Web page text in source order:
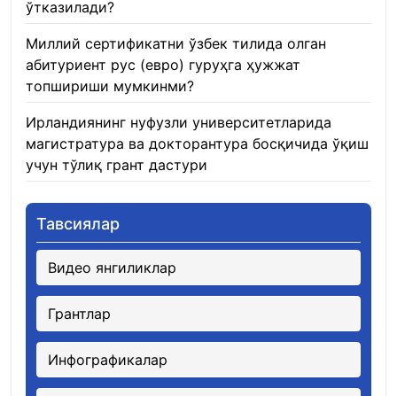
ўтказилади?
Миллий сертификатни ўзбек тилида олган
абитуриент рус (евро) гуруҳга ҳужжат
топшириши мумкинми?
Ирландиянинг нуфузли университетларида
магистратура ва докторантура босқичида ўқиш
учун тўлиқ грант дастури
Тавсиялар
Видео янгиликлар
Грантлар
Инфографикалар